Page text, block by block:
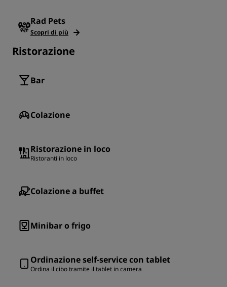
Rad Pets
Scopri di più
Ristorazione
Bar
Colazione
Ristorazione in loco
Ristoranti in loco
Colazione a buffet
Minibar o frigo
Ordinazione self-service con tablet
Ordina il cibo tramite il tablet in camera